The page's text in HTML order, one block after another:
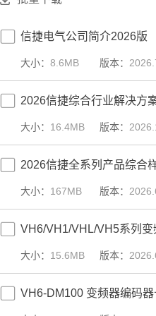
信捷电气公司简介2026版
大小：8.6MB 版本：
2026信捷综合行业解决方
大小： 16.4MB 版本：
2026信捷全系列产品综合
大小： 167MB 版本：
VH6/VH1/VHL/VH5系列
大小： 15.6MB 版本：
VH6-DM100 变频器编码